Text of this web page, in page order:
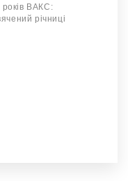
років ВАКС:
річниці